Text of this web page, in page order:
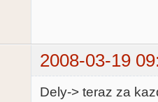
2008-03-19
Dely-> teraz za